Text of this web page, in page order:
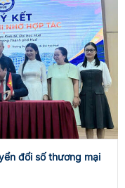
đổi số thương mại